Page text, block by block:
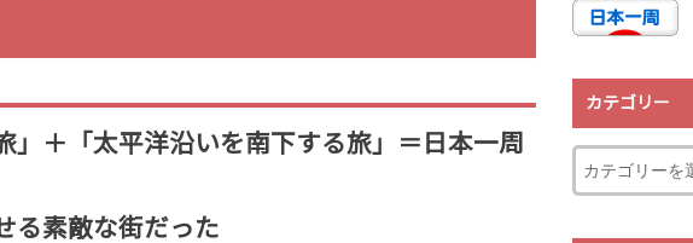
」＋「太平洋沿いを南下する旅」＝日本一周
る素敵な街だった
カテゴリー